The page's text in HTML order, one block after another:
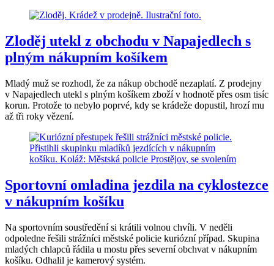
Zloděj utekl z obchodu v Napajedlech s
plným nákupním košíkem
Mladý muž se rozhodl, že za nákup obchodě nezaplatí. Z prodejny
v Napajedlech utekl s plným košíkem zboží v hodnotě přes osm tisíc
korun. Protože to nebylo poprvé, kdy se krádeže dopustil, hrozí mu
až tři roky vězení.
Sportovní omladina jezdila na cyklostezce
v nákupním košíku
Na sportovním soustředění si krátili volnou chvíli. V neděli
odpoledne řešili strážníci městské policie kuriózní případ. Skupina
mladých chlapců řádila u mostu přes severní obchvat v nákupním
košíku. Odhalil je kamerový systém.